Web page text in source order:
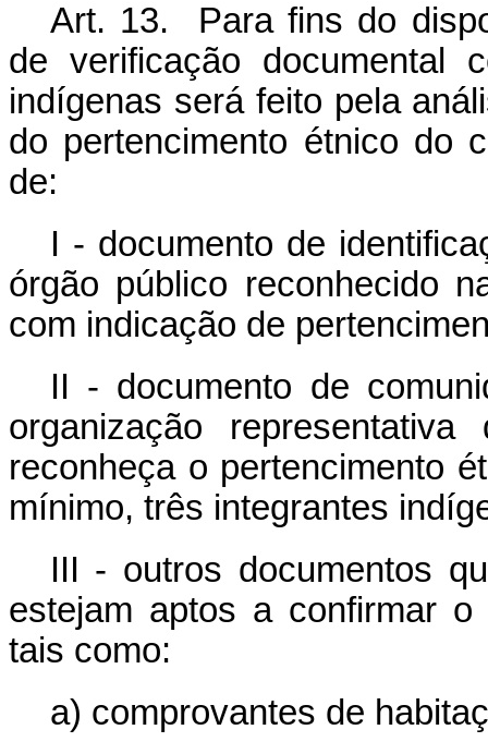
Art. 13. Para fins do
de verificação documental
indígenas será feito pela
do pertencimento étnico do
de:
I - documento de
órgão público reconhecido
com indicação de
II - documento de
organização
reconheça o pertencimento
mínimo, três integrantes
III - outros documentos
estejam aptos a confirmar o
tais como:
a) comprovantes de